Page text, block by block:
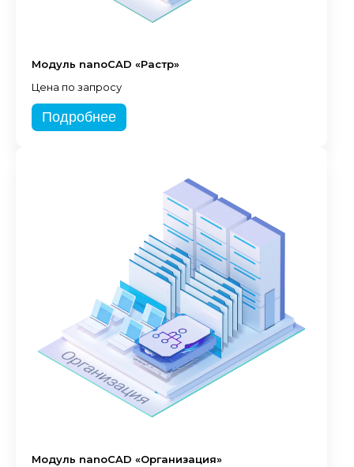
Модуль nanoCAD «Растр»
Цена по запросу
Подробнее
Модуль nanoCAD «Организация»